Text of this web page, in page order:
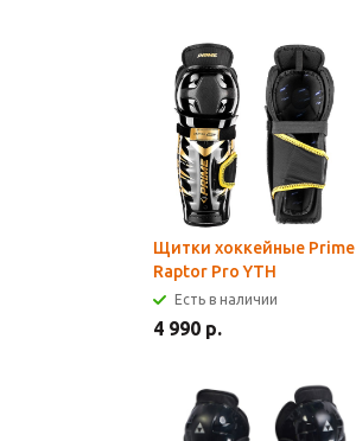
Щитки хоккейные Prime
Raptor Pro YTH
Есть в наличии
4 990 р.